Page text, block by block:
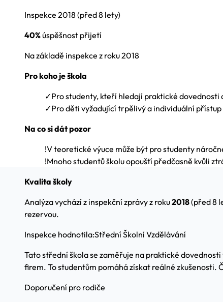
Inspekce 2018 (před 8 lety)
40%úspěšnost přijetí
Na základě inspekce z roku 2018
Pro koho je škola
✓Pro studenty, kteří hledají praktické dovednosti
✓Pro děti vyžadující trpělivý a individuální
Na co si dát pozor
!V teoretické výuce může být pro studenty
!Mnoho studentů školu opouští předčasně kvůli
Kvalita školy
Analýza vychází z inspekční zprávy z roku2018(před 8
rezervou.
Inspekce hodnotila:Střední Školní Vzdělávání
Tato střední škola se zaměřuje na praktické
firem. To studentům pomáhá získat reálné zkušenosti.
Doporučení pro rodiče